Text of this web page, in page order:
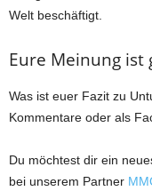
Welt beschäftigt.
Eure Meinung ist
Was ist euer Fazit zu
Kommentare oder als
Du möchtest dir ein
bei unserem Partner